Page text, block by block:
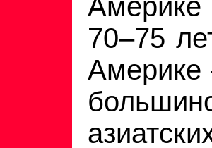
70–75
Америке